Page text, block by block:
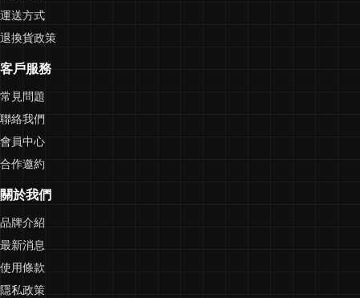
運送方式
退換貨政策
客戶服務
常見問題
聯絡我們
會員中心
合作邀約
關於我們
品牌介紹
最新消息
使用條款
隱私政策